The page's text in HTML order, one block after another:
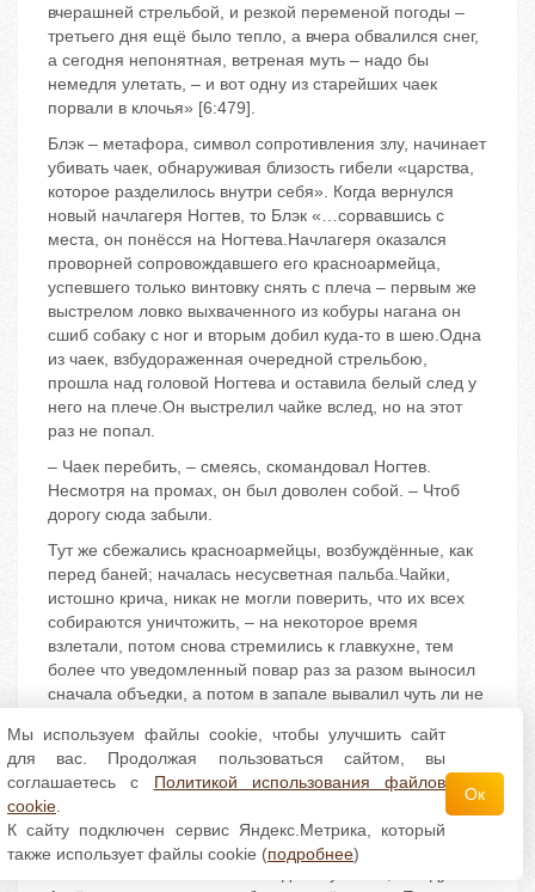
вчерашней стрельбой, и резкой переменой погоды –
третьего дня ещё было тепло, а вчера обвалился снег,
а сегодня непонятная, ветреная муть – надо бы
немедля улетать, – и вот одну из старейших чаек
порвали в клочья» [6:479].
Блэк – метафора, символ сопротивления злу, начинает
убивать чаек, обнаруживая близость гибели «царства,
которое разделилось внутри себя». Когда вернулся
новый начлагеря Ногтев, то Блэк «…сорвавшись с
места, он понёсся на Ногтева.Начлагеря оказался
проворней сопровождавшего его красноармейца,
успевшего только винтовку снять с плеча – первым же
выстрелом ловко выхваченного из кобуры нагана он
сшиб собаку с ног и вторым добил куда-то в шею.Одна
из чаек, взбудораженная очередной стрельбою,
прошла над головой Ногтева и оставила белый след у
него на плече.Он выстрелил чайке вслед, но на этот
раз не попал.
– Чаек перебить, – смеясь, скомандовал Ногтев.
Несмотря на промах, он был доволен собой. – Чтоб
дорогу сюда забыли.
Тут же сбежались красноармейцы, возбуждённые, как
перед баней; началась несусветная пальба.Чайки,
истошно крича, никак не могли поверить, что их всех
собираются уничтожить, – на некоторое время
взлетали, потом снова стремились к главкухне, тем
более что уведомленный повар раз за разом выносил
сначала объедки, а потом в запале вывалил чуть ли не
наверное.Одна взрослая чайка, поняв происходящее,
в предсмертной ярости бросилась на красноармейца –
не на шутку его испугав, – но её сбили на втором круге
перекрёстной стрельбой из трёх винтовок.
Красноармейцы хохотали, да и лагерникам чаек было
Мы используем файлы cookie, чтобы улучшить сайт
для вас. Продолжая пользоваться сайтом, вы
соглашаетесь с Политикой использования файлов
cookie
К сайту подключен сервис Яндекс.Метрика, который
также использует файлы cookie (подробнее)
Ок